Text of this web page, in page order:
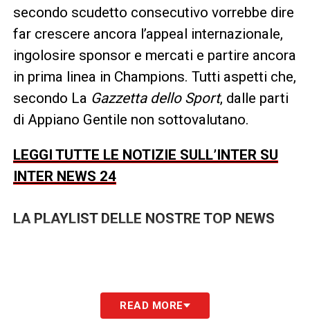
secondo scudetto consecutivo vorrebbe dire
far crescere ancora l’appeal internazionale,
ingolosire sponsor e mercati e partire ancora
in prima linea in Champions. Tutti aspetti che,
secondo La Gazzetta dello Sport, dalle parti
di Appiano Gentile non sottovalutano.
LEGGI TUTTE LE NOTIZIE SULL’INTER SU
INTER NEWS 24
LA PLAYLIST DELLE NOSTRE TOP NEWS
READ MORE